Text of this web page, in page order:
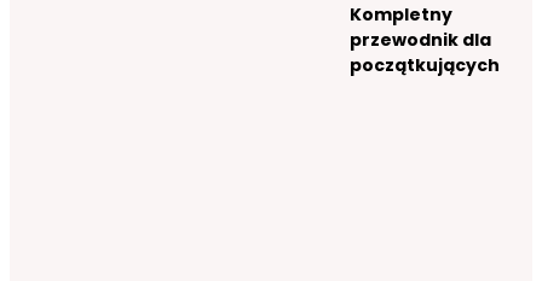
Kompletny
przewodnik dla
początkujących